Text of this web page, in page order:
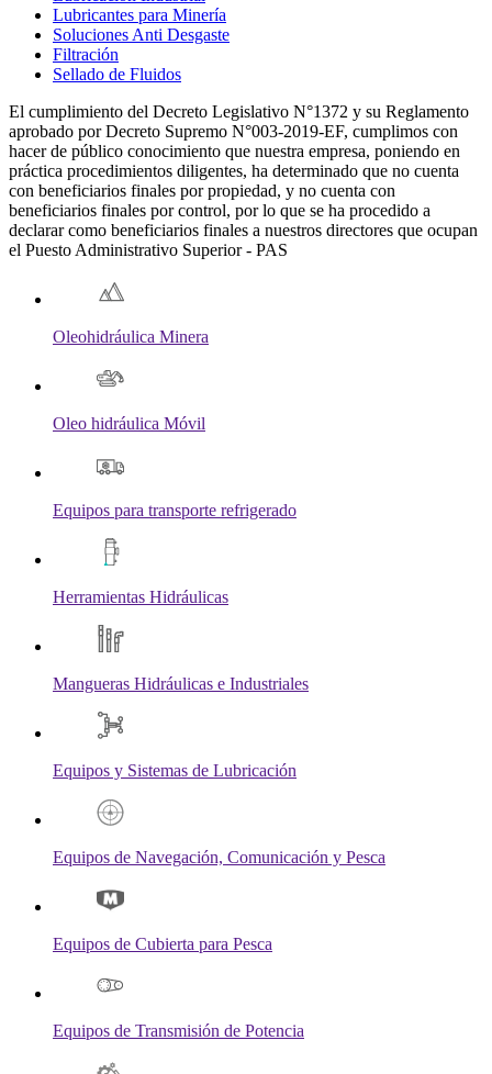
Lubricantes para Minería
Soluciones Anti Desgaste
Filtración
Sellado de Fluidos
El cumplimiento del Decreto Legislativo N°1372 y su Reglamento
aprobado por Decreto Supremo N°003-2019-EF, cumplimos con
hacer de público conocimiento que nuestra empresa, poniendo en
práctica procedimientos diligentes, ha determinado que no cuenta
con beneficiarios finales por propiedad, y no cuenta con
beneficiarios finales por control, por lo que se ha procedido a
declarar como beneficiarios finales a nuestros directores que ocupan
el Puesto Administrativo Superior - PAS
Oleohidráulica Minera
Oleo hidráulica Móvil
Equipos para transporte refrigerado
Herramientas Hidráulicas
Mangueras Hidráulicas e Industriales
Equipos y Sistemas de Lubricación
Equipos de Navegación, Comunicación y Pesca
Equipos de Cubierta para Pesca
Equipos de Transmisión de Potencia